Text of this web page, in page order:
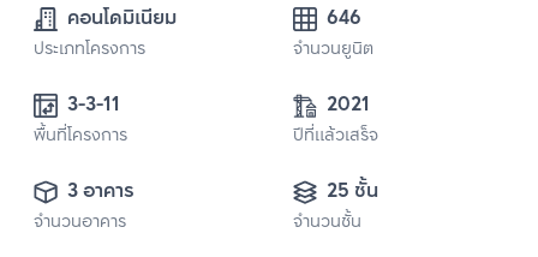
คอนโดมิเนียม
ประเภทโครงการ
646
จำนวนยูนิต
3-3-11
พื้นที่โครงการ
2021
ปีที่แล้วเสร็จ
3 อาคาร
จำนวนอาคาร
25 ชั้น
จำนวนชั้น